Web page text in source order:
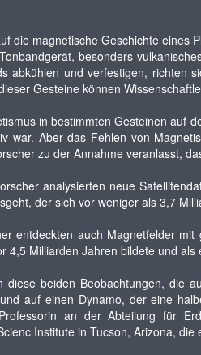
die magnetische Geschichte eines
besonders
abkühlen und verfestigen, richten
Gesteine können
in bestimmten Gesteinen auf
war. Aber das Fehlen von
zu der Annahme veranlasst,
analysierten neue
der sich vor weniger als 3,7
entdeckten auch Magnetfelder
4,5 Milliarden Jahren bildete und
diese beiden Beobachtungen, die
auf einen Dynamo, der eine
an der Abteilung für
Institute in Tucson, Arizona,